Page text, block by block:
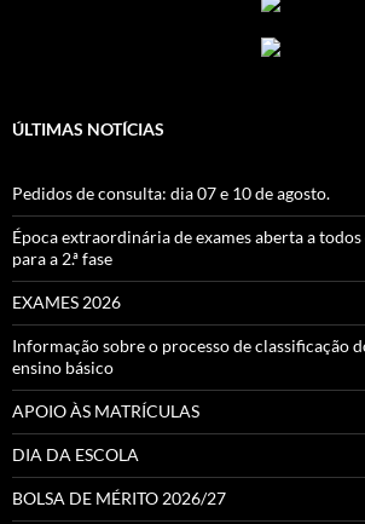
ÚLTIMAS NOTÍCIAS
Pedidos de consulta: dia 07 e 10 de agosto.
Época extraordinária de exames aberta a
para a 2.ª fase
EXAMES 2026
Informação sobre o processo de classificação
ensino básico
APOIO ÀS MATRÍCULAS
DIA DA ESCOLA
BOLSA DE MÉRITO 2026/27